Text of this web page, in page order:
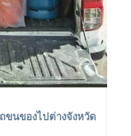
ขนของไปต่างจังหวัด